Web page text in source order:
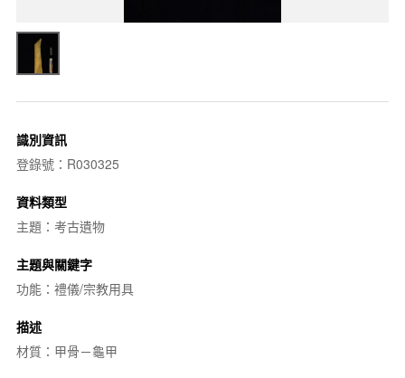
識別資訊
登錄號：R030325
資料類型
主題：考古遺物
主題與關鍵字
功能：禮儀/宗教用具
描述
材質：甲骨－龜甲